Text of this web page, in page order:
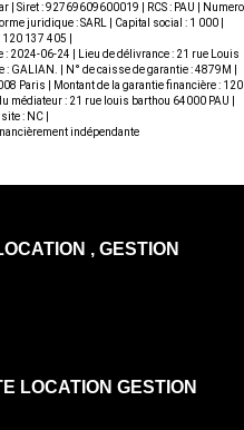
| Siret : 92769609600019 | RCS : PAU | Numero
juridique : SARL | Capital social : 1 000 |
137 405 |
2024-06-24 | Lieu de délivrance : 21 rue Louis
GALIAN. | N° de caisse de garantie : 4879M |
Paris | Montant de la garantie financière : 120
médiateur : 21 rue louis barthou 64000 PAU |
: NC |
indépendante
, GESTION
LOCATION GESTION